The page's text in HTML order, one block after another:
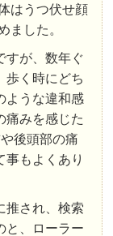
はうつ伏せ顔
ました。
すが、数年ぐ
歩く時にどち
ような違和感
痛みを感じた
後頭部の痛
事もよくあり
推され、検索
と、ローラー